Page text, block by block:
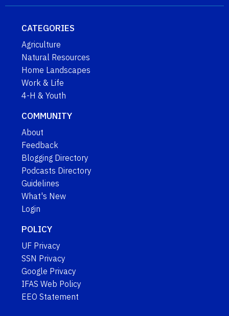
CATEGORIES
Agriculture
Natural Resources
Home Landscapes
Work & Life
4-H & Youth
COMMUNITY
About
Feedback
Blogging Directory
Podcasts Directory
Guidelines
What's New
Login
POLICY
UF Privacy
SSN Privacy
Google Privacy
IFAS Web Policy
EEO Statement